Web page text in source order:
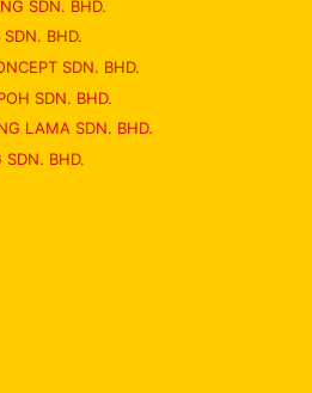
SDN. BHD.
BHD.
SDN. BHD.
SDN. BHD.
LAMA SDN. BHD.
SDN. BHD.